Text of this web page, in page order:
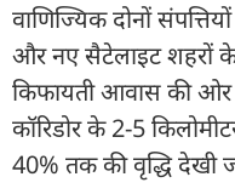
वाणिज्यिक दोनों
और नए सैटेलाइट शहरों के
किफायती आवास की ओर
कॉरिडोर के 2-5
40% तक की वृद्धि देखी